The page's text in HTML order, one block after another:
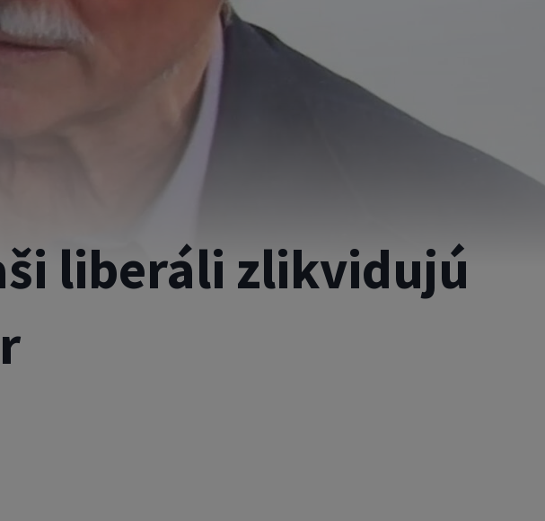
liberáli zlikvidujú